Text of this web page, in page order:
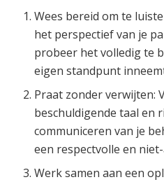
Wees bereid om te
het perspectief van je
probeer het volledig te
eigen standpunt
Praat zonder verwijten:
beschuldigende taal en
communiceren van je
een respectvolle en
Werk samen aan een